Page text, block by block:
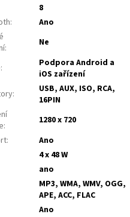
8
:
Ano
: Ne
:
Podpora Android a
iOS zařízení
:
USB, AUX, ISO, RCA,
16PIN
:
1280 x 720
:
Ano
4 x 48 W
ano
MP3, WMA, WMV, OGG,
APE, ACC, FLAC
Ano